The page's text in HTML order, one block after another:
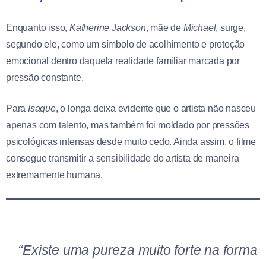
Enquanto isso, Katherine Jackson, mãe de Michael, surge,
segundo ele, como um símbolo de acolhimento e proteção
emocional dentro daquela realidade familiar marcada por
pressão constante.
Para Isaque, o longa deixa evidente que o artista não nasceu
apenas com talento, mas também foi moldado por pressões
psicológicas intensas desde muito cedo. Ainda assim, o filme
consegue transmitir a sensibilidade do artista de maneira
extremamente humana.
“Existe uma pureza muito forte na forma